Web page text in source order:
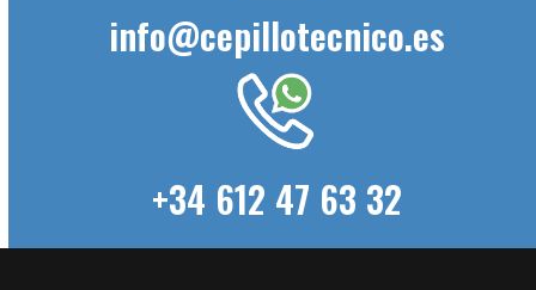
info@cepillotecnico.es
+34 612 47 63 32